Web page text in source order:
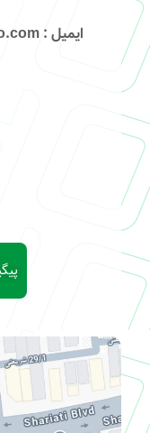
ایمیل : doorphonn@yahoo.com